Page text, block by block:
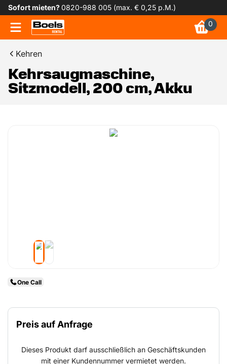
Sofort mieten?0820-988 005 (max. € 0,25 p.M.)
0
Kehren
Kehrsaugmaschine,
Sitzmodell, 200 cm, Akku
One Call
Preis auf Anfrage
Dieses Produkt darf ausschließlich an Geschäftskunden
mit einer Kundennummer vermietet werden.